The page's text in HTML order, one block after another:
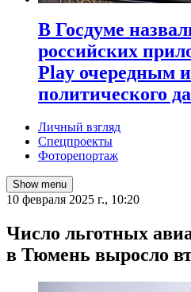
В Госдуме
российских
Play очередным
политического
Личный взгляд
Спецпроекты
Фоторепортаж
Show menu
10 февраля 2025 г., 10:20
Число льготных
в Тюмень выросло